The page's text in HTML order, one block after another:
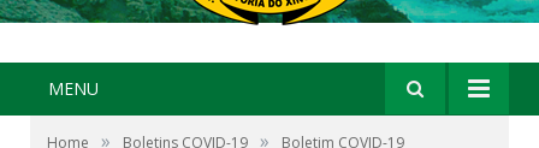
MENU
Home » Boletins COVID-19 »
Boletim COVID-19